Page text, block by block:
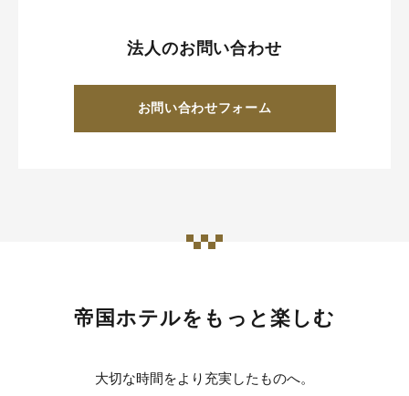
法人のお問い合わせ
お問い合わせフォーム
帝国ホテルをもっと楽しむ
大切な時間をより充実したものへ。